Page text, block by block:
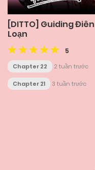
[DITTO] Guiding Điên
Loạn
5
Chapter 22 2 tuần trước
Chapter 21 3 tuần trước